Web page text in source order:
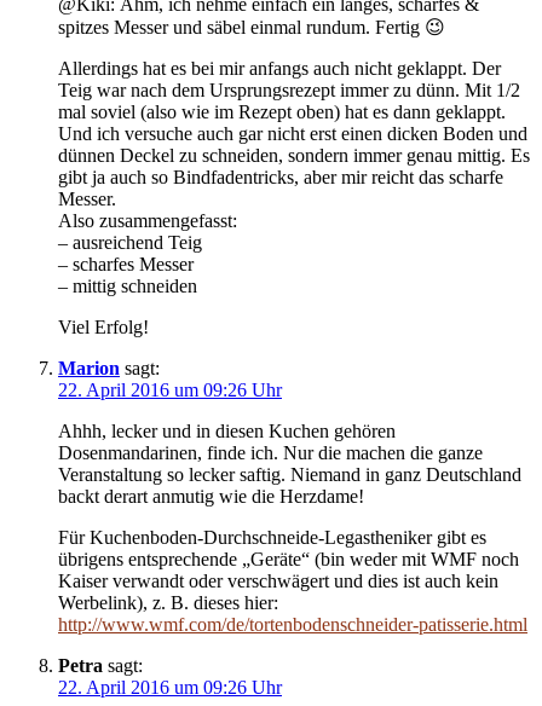
spitzes Messer und säbel einmal rundum. Fertig 😉
Allerdings hat es bei mir anfangs auch nicht geklappt. Der
Teig war nach dem Ursprungsrezept immer zu dünn. Mit 1/2
mal soviel (also wie im Rezept oben) hat es dann geklappt.
Und ich versuche auch gar nicht erst einen dicken Boden und
dünnen Deckel zu schneiden, sondern immer genau mittig. Es
gibt ja auch so Bindfadentricks, aber mir reicht das scharfe
Messer.
Also zusammengefasst:
– ausreichend Teig
– scharfes Messer
– mittig schneiden
Viel Erfolg!
Marion sagt:
22. April 2016 um 09:26 Uhr
Ahhh, lecker und in diesen Kuchen gehören
Dosenmandarinen, finde ich. Nur die machen die ganze
Veranstaltung so lecker saftig. Niemand in ganz Deutschland
backt derart anmutig wie die Herzdame!
Für Kuchenboden-Durchschneide-Legastheniker gibt es
übrigens entsprechende „Geräte“ (bin weder mit WMF noch
Kaiser verwandt oder verschwägert und dies ist auch kein
Werbelink), z. B. dieses hier:
http://www.wmf.com/de/tortenbodenschneider-patisserie.html
Petra sagt:
22. April 2016 um 09:26 Uhr